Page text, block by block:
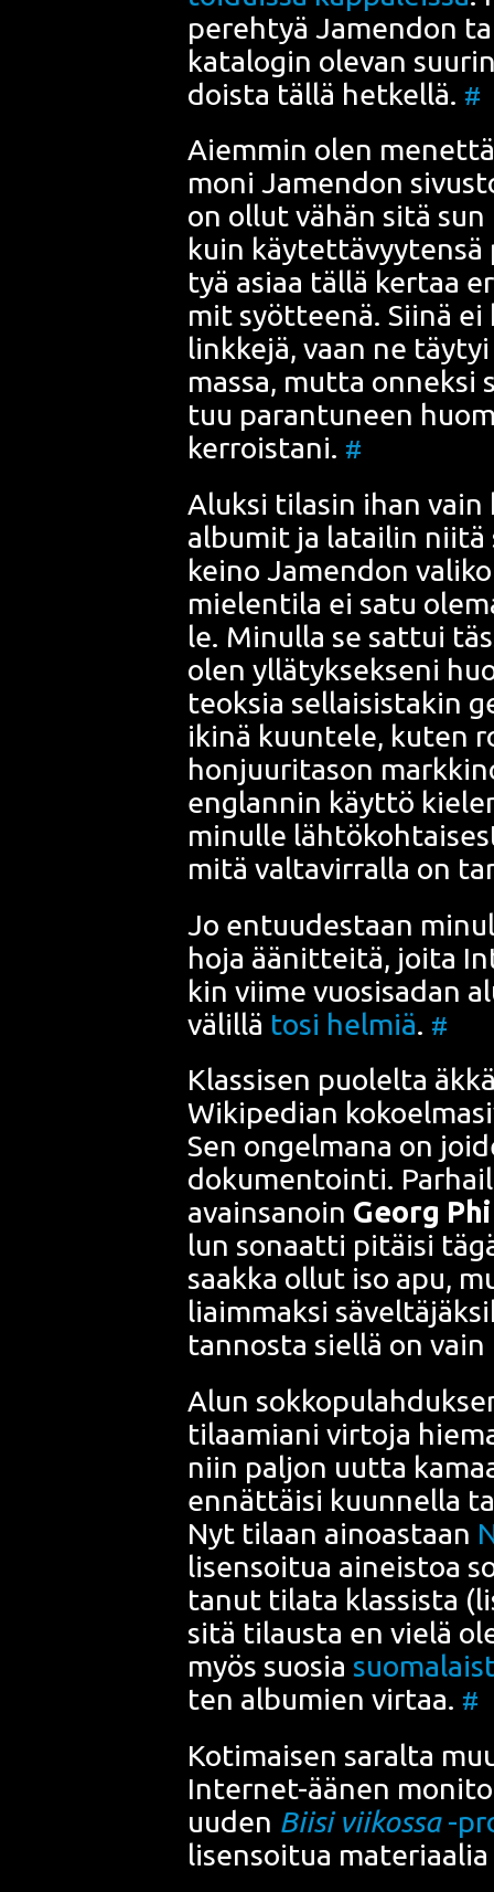
pereh­tyä Jamen­don
kata­lo­gin ole­van
dois­ta täl­lä het­kel­lä. #
Aiem­min olen
mo­ni Jamen­don
on ollut vähän sitä
kuin
tyä asi­aa täl­lä ker­taa
mit syöt­tee­nä. Sii­nä
link­ke­jä, vaan ne
mas­sa, mut­ta
tuu paran­tu­neen
ker­rois­ta­ni. #
Aluk­si tila­sin ihan
albu­mit ja latai­lin nii­tä
kei­no Jamen­don
mie­len­ti­la ei satu
le. Minul­la se sat­tui
olen yllä­tyk­sek­se­ni
teok­sia sel­lai­sis­ta­kin
iki­nä kuun­te­le, kuten
hon­juu­ri­ta­son
englan­nin käyt­tö
minul­le
mitä val­ta­vir­ral­la on
Jo entuu­des­taan
ho­ja äänit­tei­tä, joi­ta
kin vii­me vuo­si­sa­dan
välil­lä tosi hel­miä. #
Klas­si­sen puo­lel­ta
Wiki­pe­dian
Sen ongel­ma­na on
doku­men­toin­ti.
avain­sa­noin Georg
lun sonaat­ti pitäi­si
saak­ka ollut iso apu,
liaim­mak­si
tan­nos­ta siel­lä on
Alun
tilaa­mia­ni vir­to­ja
niin pal­jon uut­ta
ennät­täi­si kuun­nel­la
Nyt tilaan ainoas­taan
lisen­soi­tua aineis­toa
ta­nut tila­ta klas­sis­ta
sitä tilaus­ta en vie­lä
myös suo­sia
ten albu­mien vir­taa. #
Koti­mai­sen saral­ta
Inter­net-äänen
uuden Bii­si vii­kos­sa-
lisen­soi­tua